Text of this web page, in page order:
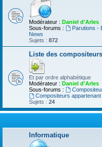
Modérateur : Daniel d'Arles
Sous-forums :
Parutions -
News
Sujets : 872
Liste des
Et par ordre alphabétique
Modérateur : Daniel d'Arles
Sous-forums :
Compositeurs appartenant
Sujets : 24
Informatique